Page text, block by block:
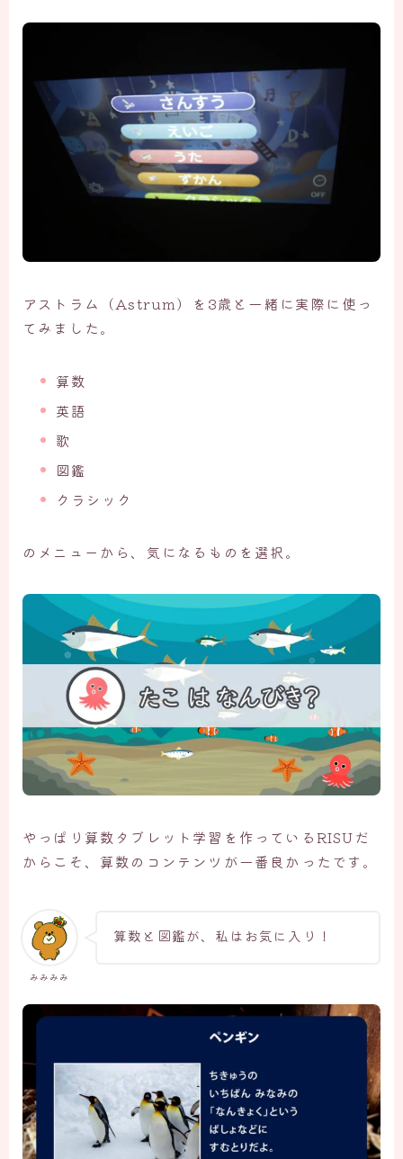
アストラム（Astrum）を3歳と一緒に実際に使っ
てみました。
算数
英語
歌
図鑑
クラシック
のメニューから、気になるものを選択。
やっぱり算数タブレット学習を作っているRISUだ
からこそ、算数のコンテンツが一番良かったです。
みみみみ
算数と図鑑が、私はお気に入り！